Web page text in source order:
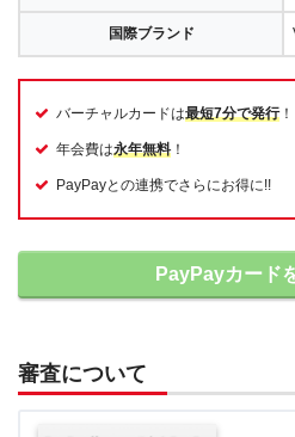
国際ブランド
バーチャルカードは最短7分で発行！
年会費は永年無料 ！
PayPayとの連携でさらにお得に!!
PayPayカード
審査について